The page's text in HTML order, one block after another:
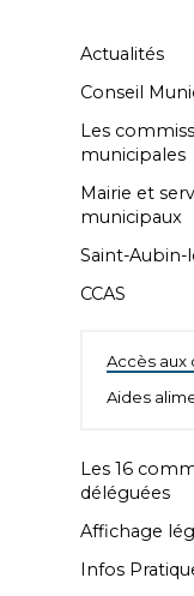
Actualités
Conseil
Les
municipales
Mairie et
municipaux
Saint-Aubin-
CCAS
Accès aux
Aides
Les 16
déléguées
Affichage
Infos